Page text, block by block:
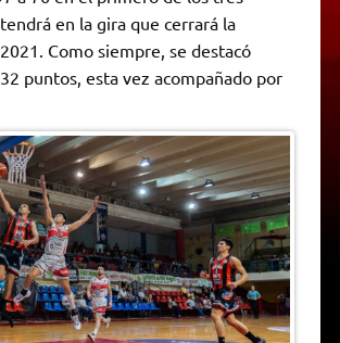
o
o
k
n
g
e
n
k
F
r
i
n
y
en la gira que cerrará la
Como siempre, se destacó
puntos, esta vez acompañado por